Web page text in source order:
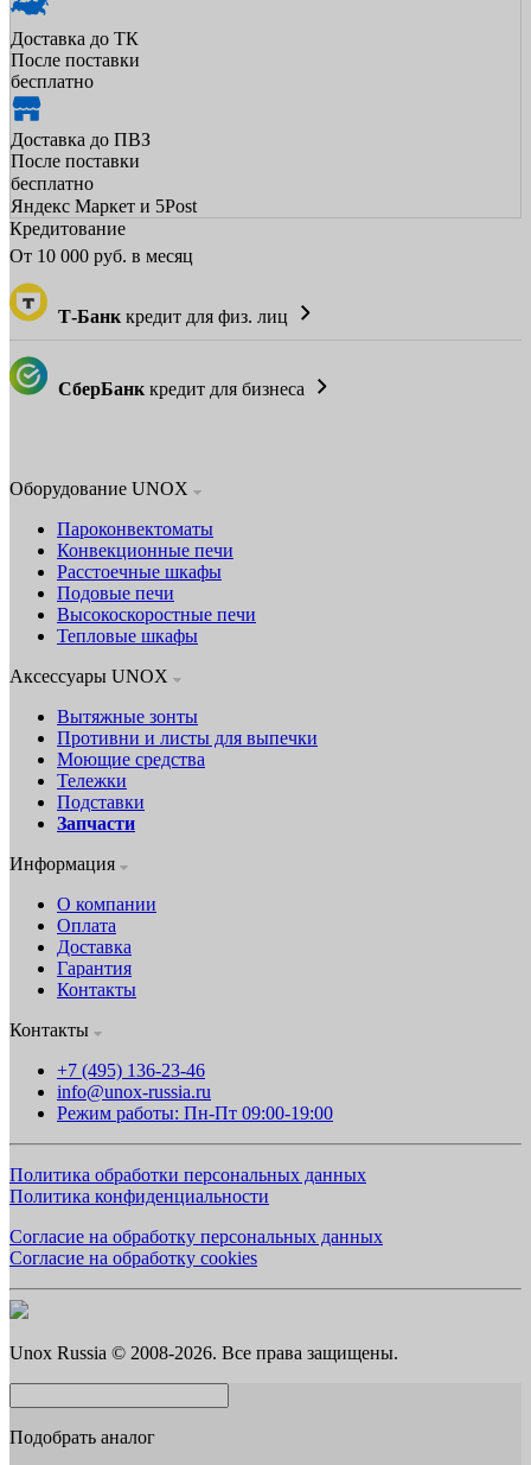
Доставка до ТК
После поставки
бесплатно
Доставка до ПВЗ
После поставки
бесплатно
Яндекс Маркет и 5Post
Кредитование
От 10 000 руб. в месяц
Т-Банк кредит для физ. лиц
СберБанк кредит для бизнеса
Оборудование UNOX
Пароконвектоматы
Конвекционные печи
Расстоечные шкафы
Подовые печи
Высокоскоростные печи
Тепловые шкафы
Аксессуары UNOX
Вытяжные зонты
Противни и листы для выпечки
Моющие средства
Тележки
Подставки
Запчасти
Информация
О компании
Оплата
Доставка
Гарантия
Контакты
Контакты
+7 (495) 136-23-46
info@unox-russia.ru
Режим работы: Пн-Пт 09:00-19:00
Политика обработки персональных данных
Политика конфиденциальности
Согласие на обработку персональных данных
Согласие на обработку cookies
Unox Russia © 2008-2026. Все права защищены.
Подобрать аналог